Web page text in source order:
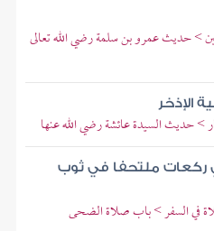
> حديث عمرو بن سلمة رضي الله تعالى
الإذخر
> حديث السيدة عائشة رضي الله عنها
ركعات ملتحفا في ثوب
في السفر > باب صلاة الضحى